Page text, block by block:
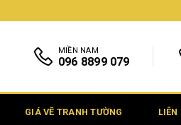
MIỀN NAM
096 8899 079
GIÁ VẼ TRANH TƯỜNG LIÊN